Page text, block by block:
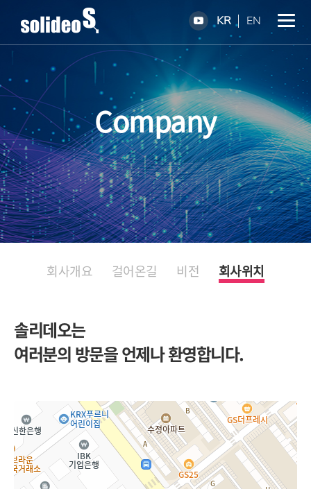
KR EN
Company
회사개요 걸어온길 비전 회사위치
솔리데오는
여러분의 방문을 언제나 환영합니다.